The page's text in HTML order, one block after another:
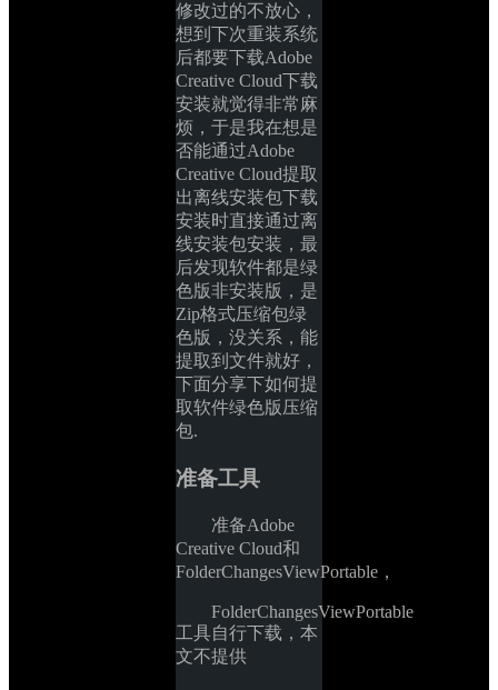
修改过的不放心，
想到下次重装系统
后都要下载Adobe
Creative Cloud下载
安装就觉得非常麻
烦，于是我在想是
否能通过Adobe
Creative Cloud提取
出离线安装包下载
安装时直接通过离
线安装包安装，最
后发现软件都是绿
色版非安装版，是
Zip格式压缩包绿
色版，没关系，能
提取到文件就好，
下面分享下如何提
取软件绿色版压缩
包.
准备工具
准备Adobe
Creative Cloud和
FolderChangesViewPortable，
FolderChangesViewPortable
工具自行下载，本
文不提供